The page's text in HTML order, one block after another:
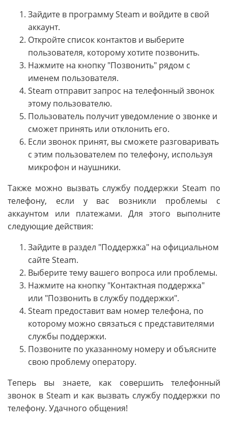
Зайдите в программу Steam и войдите в свой
аккаунт.
Откройте список контактов и выберите
пользователя, которому хотите позвонить.
Нажмите на кнопку "Позвонить" рядом с
именем пользователя.
Steam отправит запрос на телефонный звонок
этому пользователю.
Пользователь получит уведомление о звонке и
сможет принять или отклонить его.
Если звонок принят, вы сможете разговаривать
с этим пользователем по телефону, используя
микрофон и наушники.
Также можно вызвать службу поддержки Steam по
телефону, если у вас возникли проблемы с
аккаунтом или платежами. Для этого выполните
следующие действия:
Зайдите в раздел "Поддержка" на официальном
сайте Steam.
Выберите тему вашего вопроса или проблемы.
Нажмите на кнопку "Контактная поддержка"
или "Позвонить в службу поддержки".
Steam предоставит вам номер телефона, по
которому можно связаться с представителями
службы поддержки.
Позвоните по указанному номеру и объясните
свою проблему оператору.
Теперь вы знаете, как совершить телефонный
звонок в Steam и как вызвать службу поддержки по
телефону. Удачного общения!